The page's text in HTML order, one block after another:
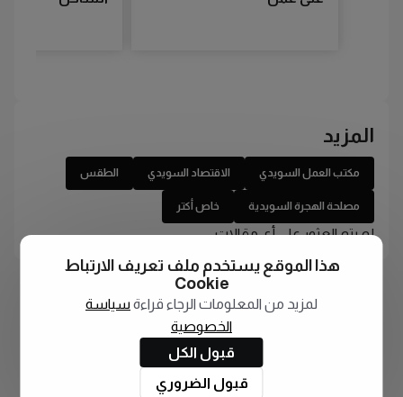
المزيد
مكتب العمل السويدي الاقتصاد السويدي الطقس
مصلحة الهجرة السويدية خاص أكتر
لم يتم العثور على أي مقالات
هذا الموقع يستخدم ملف تعريف الارتباط
Cookie
لمزيد من المعلومات الرجاء قراءة سياسة
الخصوصية
قبول الكل
قبول الضروري